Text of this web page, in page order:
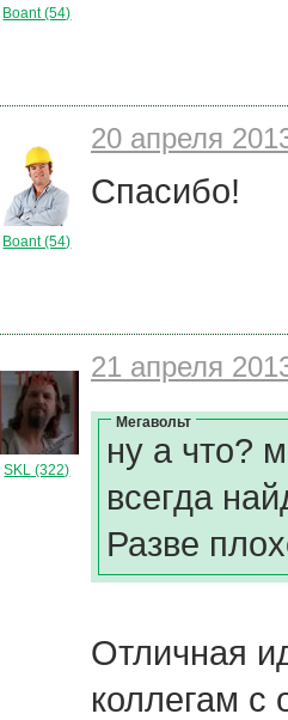
Boant (54)
Boant (54)
20 апреля
Спасибо!
SKL (322)
21 апреля
Мегавольт
ну а что?
всегда
Разве
Отличная
коллегам с